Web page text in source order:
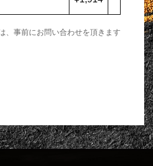
、事前にお問い合わせを頂きます